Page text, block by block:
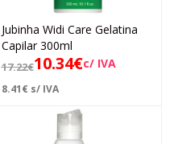
Jubinha Widi Care Gelatina
Capilar 300ml
17.22€10.34€c/ IVA
8.41€ s/ IVA